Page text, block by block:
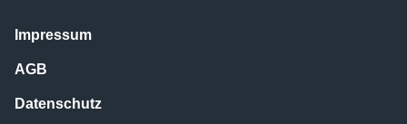
Impressum
AGB
Datenschutz